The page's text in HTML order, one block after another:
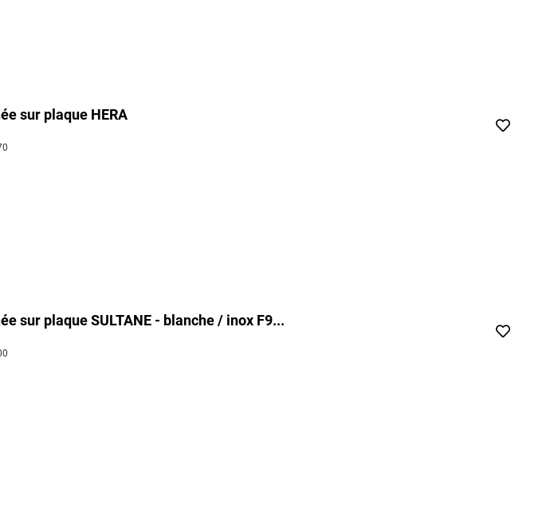
sur plaque HERA
sur plaque SULTANE - blanche / inox F9...